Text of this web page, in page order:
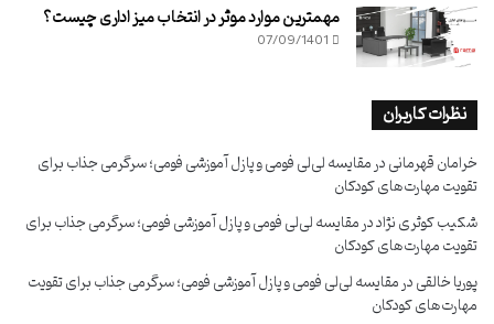
مهمترین موارد موثر در انتخاب میز اداری چیست؟
07/09/1401
نظرات کاربران
خرامان قهرمانیدرمقایسه لی‌لی فومی و پازل آموزشی فومی؛ سرگرمی جذاب برای
تقویت مهارت‌های کودکان
شکیب کوثری نژاددرمقایسه لی‌لی فومی و پازل آموزشی فومی؛ سرگرمی جذاب برای
تقویت مهارت‌های کودکان
پوریا خالقیدرمقایسه لی‌لی فومی و پازل آموزشی فومی؛ سرگرمی جذاب برای تقویت
مهارت‌های کودکان